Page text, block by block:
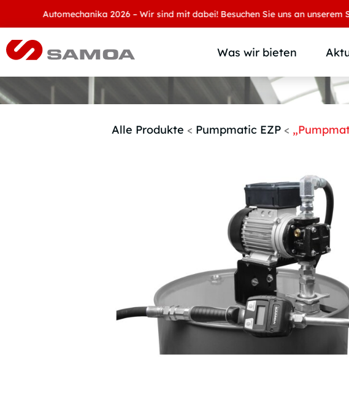
Automechanika 2026 – Wir sind mit dabei! Besuchen Sie uns an unserem
Was wir bieten
Alle Produkte < Pumpmatic EZP <